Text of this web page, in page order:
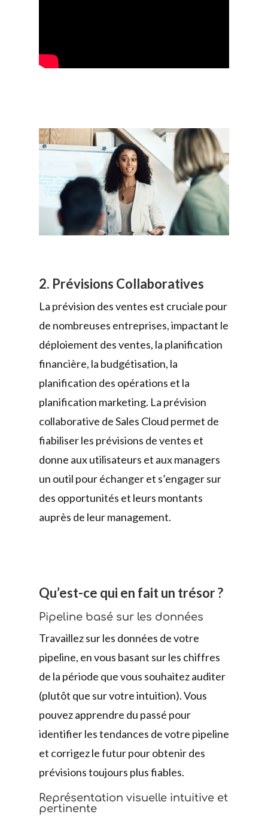
2. Prévisions Collaboratives
La prévision des ventes est cruciale pour
de nombreuses entreprises, impactant le
déploiement des ventes, la planification
financière, la budgétisation, la
planification des opérations et la
planification marketing. La prévision
collaborative de Sales Cloud permet de
fiabiliser les prévisions de ventes et
donne aux utilisateurs et aux managers
un outil pour échanger et s’engager sur
des opportunités et leurs montants
auprès de leur management.
Qu’est-ce qui en fait un trésor ?
Pipeline basé sur les données
Travaillez sur les données de votre
pipeline, en vous basant sur les chiffres
de la période que vous souhaitez auditer
(plutôt que sur votre intuition). Vous
pouvez apprendre du passé pour
identifier les tendances de votre pipeline
et corrigez le futur pour obtenir des
prévisions toujours plus fiables.
Représentation visuelle intuitive et
pertinente